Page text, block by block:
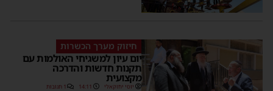
חיזוק מערך הכשרות
יום עיון למשגיחי האולמות עם
תקנות חדשות והדרכה
מקצועית
יוסי יחזקאלי 14:11 1 תגובות